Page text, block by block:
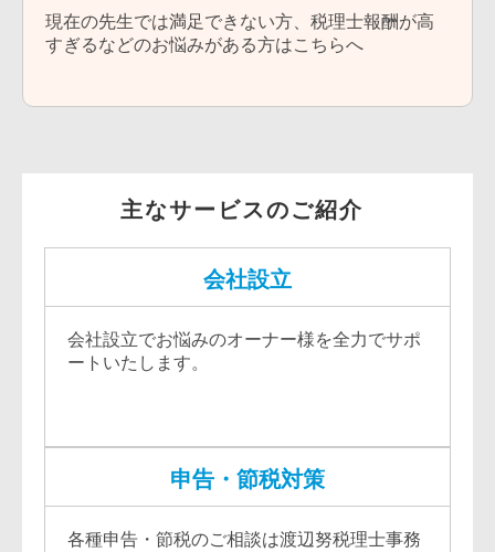
現在の先生では満足できない方、税理士報酬が高
すぎるなどのお悩みがある方はこちらへ
主なサービスのご紹介
会社設立
会社設立でお悩みのオーナー様を全力でサポ
ートいたします。
申告・節税対策
各種申告・節税のご相談は渡辺努税理士事務